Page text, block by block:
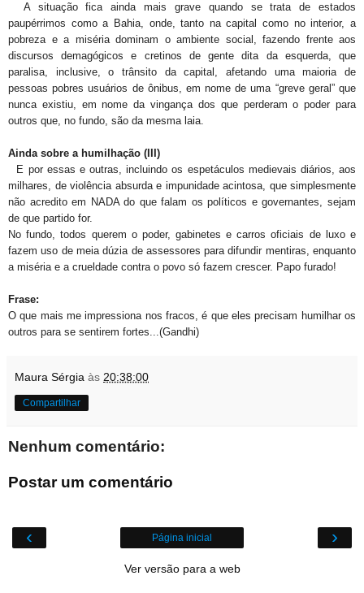
A situação fica ainda mais grave quando se trata de estados
paupérrimos como a Bahia, onde, tanto na capital como no interior, a
pobreza e a miséria dominam o ambiente social, fazendo frente aos
discursos demagógicos e cretinos de gente dita da esquerda, que
paralisa, inclusive, o trânsito da capital, afetando uma maioria de
pessoas pobres usuários de ônibus, em nome de uma “greve geral” que
nunca existiu, em nome da vingança dos que perderam o poder para
outros que, no fundo, são da mesma laia.
Ainda sobre a humilhação (III)
E por essas e outras, incluindo os espetáculos medievais diários, aos
milhares, de violência absurda e impunidade acintosa, que simplesmente
não acredito em NADA do que falam os políticos e governantes, sejam
de que partido for.
No fundo, todos querem o poder, gabinetes e carros oficiais de luxo e
fazem uso de meia dúzia de assessores para difundir mentiras, enquanto
a miséria e a crueldade contra o povo só fazem crescer. Papo furado!
Frase:
O que mais me impressiona nos fracos, é que eles precisam humilhar os
outros para se sentirem fortes...(Gandhi)
Maura Sérgia às 20:38:00
Compartilhar
Nenhum comentário:
Postar um comentário
‹ ›
Página inicial
Ver versão para a web